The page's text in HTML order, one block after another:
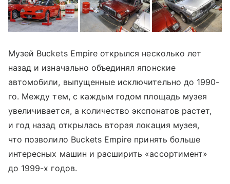
Музей Buckets Empire открылся несколько лет
назад и изначально объединял японские
автомобили, выпущенные исключительно до 1990-
го. Между тем, с каждым годом площадь музея
увеличивается, а количество экспонатов растет,
и год назад открылась вторая локация музея,
что позволило Buckets Empire принять больше
интересных машин и расширить «ассортимент»
до 1999-х годов.